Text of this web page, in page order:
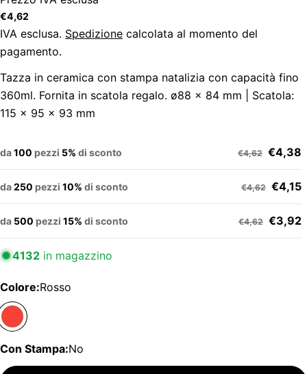
Prezzo
regolare
€4,62
IVA esclusa. Spedizione calcolata al momento del
pagamento.
Tazza in ceramica con stampa natalizia con capacità fino
360ml. Fornita in scatola regalo. ø88 x 84 mm | Scatola:
115 x 95 x 93 mm
da100 pezzi 5% di sconto €4,62 €4,38
da250 pezzi 10% di sconto €4,62 €4,15
da 500 pezzi 15% di sconto €4,62 €3,92
4132 in magazzino
Colore:Rosso
Con Stampa:No